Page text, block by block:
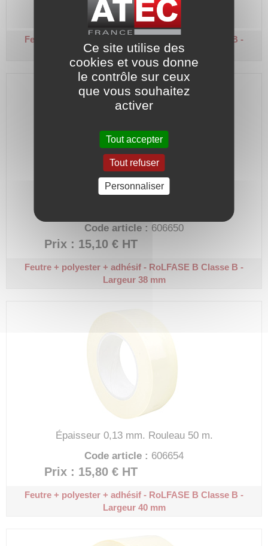
Prix : 13,50 €HT
Feutre + polyester + adhésif - RoLFASE B
Classe B -
Largeur 35 mm
Code article : 606650
Prix : 15,10 € HT
Feutre + polyester + adhésif - RoLFASE B Classe B -
Largeur 38 mm
Épaisseur 0,13 mm. Rouleau 50 m.
Code article : 606654
Prix : 15,80 € HT
Feutre + polyester + adhésif - RoLFASE B Classe B -
Largeur 40 mm
Ce site utilise des
cookies et vous donne
le contrôle sur ceux
que vous souhaitez
activer
Tout accepter
Tout refuser
Personnaliser